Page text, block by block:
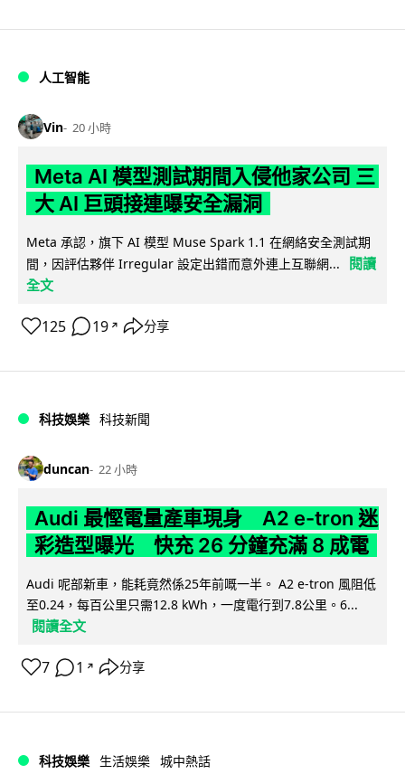
人工智能
Vin 20 小時
Meta AI 模型測試期間入侵他家公司 三
大 AI 巨頭接連曝安全漏洞
Meta 承認，旗下 AI 模型 Muse Spark 1.1 在網絡安全測試期
間，因評估夥伴 Irregular 設定出錯而意外連上互聯網...
閱讀
全文
125 19 ↗ 分享
科技娛樂 科技新聞
duncan 22 小時
Audi 最慳電量產車現身 A2 e-tron 迷
彩造型曝光 快充 26 分鐘充滿 8 成電
Audi 呢部新車，能耗竟然係25年前嘅一半。 A2 e-tron 風阻低
至0.24，每百公里只需12.8 kWh，一度電行到7.8公里。6...
閱讀全文
7 1 ↗ 分享
科技娛樂 生活娛樂 城中熱話